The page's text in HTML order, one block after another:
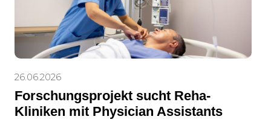
26.06.2026
Forschungsprojekt sucht Reha-
Kliniken mit Physician Assistants